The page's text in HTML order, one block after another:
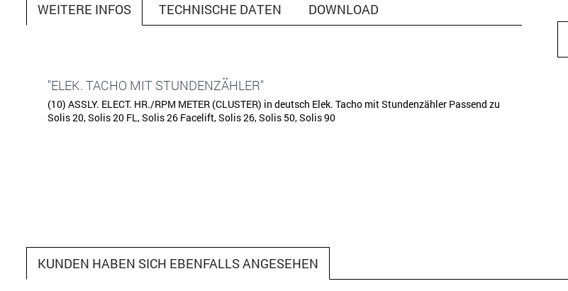
WEITERE INFOS TECHNISCHE DATEN DOWNLOAD
"ELEK. TACHO MIT STUNDENZÄHLER"
(10) ASSLY. ELECT. HR./RPM METER (CLUSTER) in deutsch Elek. Tacho mit Stundenzähler Passend zu
Solis 20, Solis 20 FL, Solis 26 Facelift, Solis 26, Solis 50, Solis 90
KUNDEN HABEN SICH EBENFALLS ANGESEHEN